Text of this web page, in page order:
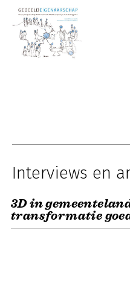
Interviews en
3D in
transformatie